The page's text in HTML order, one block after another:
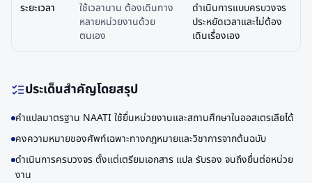
ระยะเวลา
ใช้เวลานาน ต้องเดินทาง
หลายหน่วยงานด้วย
ตนเอง
ดำเนินการแบบครบวงจร
ประหยัดเวลาและไม่ต้อง
เดินเรื่องเอง
ประเด็นสำคัญโดยสรุป
คำแปลมาตรฐาน NAATI ใช้ยื่นหน่วยงานและสถานศึกษาในออสเตรเลียได้
คงความหมายของศัพท์เฉพาะทางกฎหมายและวิชาการจากต้นฉบับ
ดำเนินการครบวงจร ตั้งแต่เตรียมเอกสาร แปล รับรอง จนถึงยื่นต่อหน่วย
งาน